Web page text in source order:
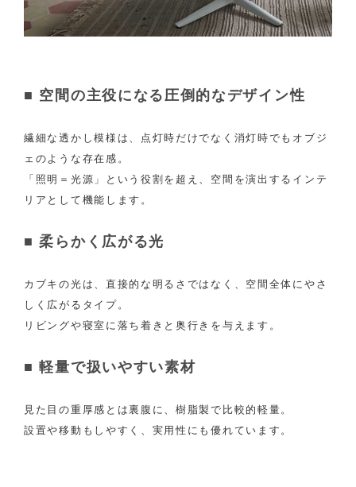
■ 空間の主役になる圧倒的なデザイン性
繊細な透かし模様は、点灯時だけでなく消灯時でもオブジ
ェのような存在感。
「照明＝光源」という役割を超え、空間を演出するインテ
リアとして機能します。
■ 柔らかく広がる光
カブキの光は、直接的な明るさではなく、空間全体にやさ
しく広がるタイプ。
リビングや寝室に落ち着きと奥行きを与えます。
■ 軽量で扱いやすい素材
見た目の重厚感とは裏腹に、樹脂製で比較的軽量。
設置や移動もしやすく、実用性にも優れています。